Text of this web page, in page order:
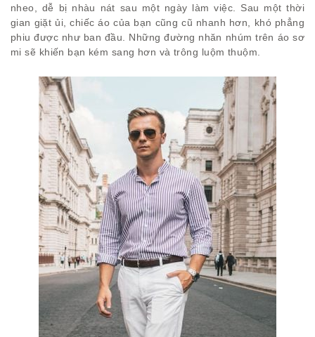
nheo, dễ bị nhàu nát sau một ngày làm việc. Sau một thời
gian giặt ủi, chiếc áo của bạn cũng cũ nhanh hơn, khó phẳng
phiu được như ban đầu. Những đường nhăn nhúm trên áo sơ
mi sẽ khiến bạn kém sang hơn và trông luộm thuộm.